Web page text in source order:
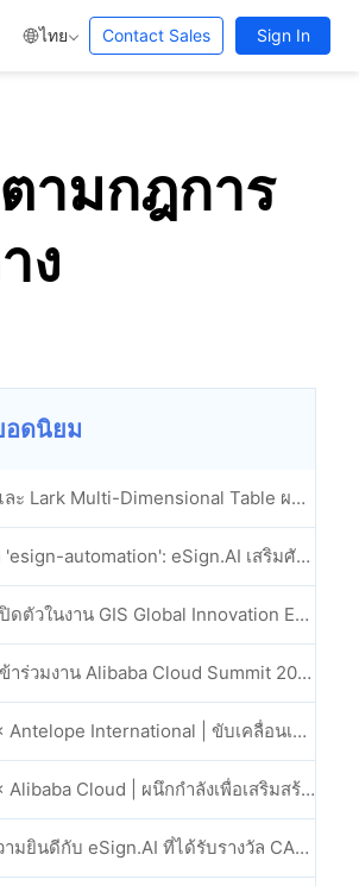
ไทย Contact Sales Sign In
ามกฎการ
ง
อดนิยม
eSign.AI และ Lark Multi-Dimensional Table ผสานรวมกันอย่างเป็นทางการ: การลงนามและการเก็บถาวรสัญญาอิเล็กทรอนิกส์แบบอัตโนมัติเต็มรูปแบบ
เปิดตัวสกิล 'esign-automation': eSign.AI เสริมศักยภาพให้ OpenClaw ด้วยลายเซ็นอิเล็กทรอนิกส์อัตโนมัติ
eSign.AI เปิดตัวในงาน GIS Global Innovation Exhibition 2025
eSign.AI เข้าร่วมงาน Alibaba Cloud Summit 2025 ที่ฮ่องกง เพื่อขับเคลื่อนนวัตกรรมคลาวด์ที่ขับเคลื่อนด้วย AI และความเชื่อมั่นทางดิจิทัล
eSign.AI × Antelope International | ขับเคลื่อนเวิร์กโฟลดิจิทัลที่ปลอดภัยและขับเคลื่อนด้วย AI
eSign.AI × Alibaba Cloud | ผนึกกำลังเพื่อเสริมสร้างความเชื่อมั่นดิจิทัลระดับโลกสำหรับฟินเทค
ขอแสดงความยินดีกับ eSign.AI ที่ได้รับรางวัล CAHK STAR Award 2025